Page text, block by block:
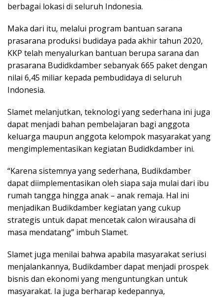
berbagai lokasi di seluruh Indonesia.
Maka dari itu, melalui program bantuan sarana
prasarana produksi budidaya pada akhir tahun 2020,
KKP telah menyalurkan bantuan berupa sarana dan
prasarana Budidkdamber sebanyak 665 paket dengan
nilai 6,45 miliar kepada pembudidaya di seluruh
Indonesia.
Slamet melanjutkan, teknologi yang sederhana ini juga
dapat menjadi bahan pembelajaran bagi anggota
keluarga maupun anggota kelompok masyarakat yang
mengimplementasikan kegiatan Budidkdamber ini.
“Karena sistemnya yang sederhana, Budikdamber
dapat diimplementasikan oleh siapa saja mulai dari ibu
rumah tangga hingga anak – anak remaja. Hal ini
menjadikan Budikdamber kegiatan yang cukup
strategis untuk dapat mencetak calon wirausaha di
masa mendatang” imbuh Slamet.
Slamet juga menilai bahwa apabila masyarakat seriusi
menjalankannya, Budikdamber dapat menjadi prospek
bisnis dan ekonomi yang menguntungkan untuk
masyarakat. Ia juga berharap kedepannya,